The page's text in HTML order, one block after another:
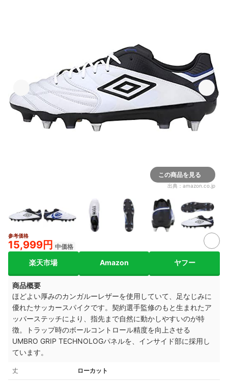
この商品を見る
出典： amazon.co.jp
参考価格
15,999円 中価格
楽天市場 Amazon ヤフー
商品概要
ほどよい厚みのカンガルーレザーを使用していて、足なじみに
優れたサッカースパイクです。契約選手監修のもと生まれたア
ッパーステッチにより、指先まで自然に動かしやすいのが特
徴。トラップ時のボールコントロール精度を向上させる
UMBRO GRIP TECHNOLOGパネルを、インサイド部に採用し
ています。
丈 ローカット